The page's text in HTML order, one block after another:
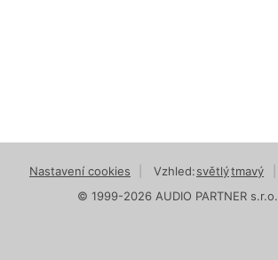
Nastavení cookies Vzhled:světlýtmavý
© 1999-2026 AUDIO PARTNER s.r.o.